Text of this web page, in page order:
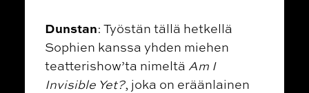
Dunstan: Työstän tällä hetkellä
Sophien kanssa yhden miehen
teatterishow’ta nimeltä Am I
Invisible Yet?, joka on eräänlainen